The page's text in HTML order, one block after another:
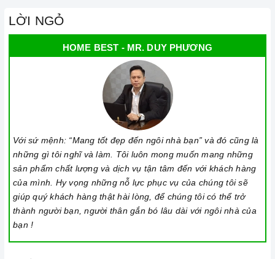
LỜI NGỎ
HOME BEST - MR. DUY PHƯƠNG
Với sứ mệnh: “Mang tốt đẹp đến ngôi nhà bạn” và đó cũng là
những gì tôi nghĩ và làm. Tôi luôn mong muốn mang những
sản phẩm chất lượng và dịch vụ tận tâm đến với khách hàng
của mình. Hy vọng những nỗ lực phục vụ của chúng tôi sẽ
giúp quý khách hàng thật hài lòng, để chúng tôi có thể trở
thành người bạn, người thân gắn bó lâu dài với ngôi nhà của
bạn !